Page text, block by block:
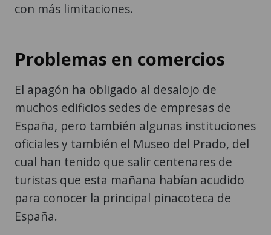
con más limitaciones.
Problemas en comercios
El apagón ha obligado al desalojo de
muchos edificios sedes de empresas de
España, pero también algunas instituciones
oficiales y también el Museo del Prado, del
cual han tenido que salir centenares de
turistas que esta mañana habían acudido
para conocer la principal pinacoteca de
España.